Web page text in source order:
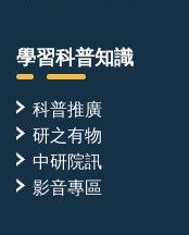
學習科普知識
科普推廣
研之有物
中研院訊
影音專區